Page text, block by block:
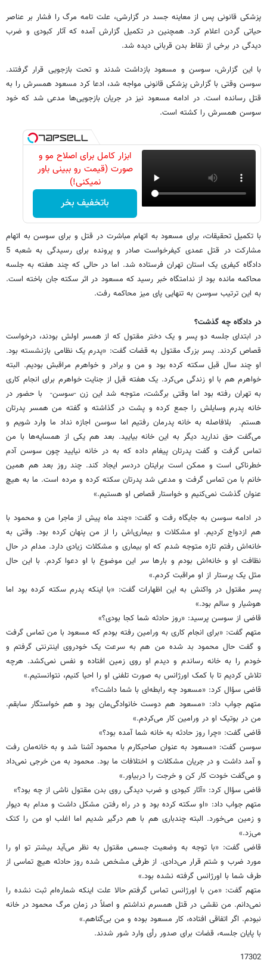
پزشکی قانونی پس از معاینه جسد در گزارشی، علت تامه مرگ را فشار بر عناصر
حیاتی گردن اعلام کرد. همچنین در تکمیل گزارش آمده که آثار کبودی و ضرب
دیدگی در برخی از نقاط بدن قربانی دیده شد.
با این گزارش، سوسن و مسعود بازداشت شدند و تحت بازجویی قرار گرفتند.
سوسن وقتی با گزارش پزشکی قانونی مواجه شد، ادعا کرد مسعود همسرش را به
قتل رسانده است. در ادامه مسعود نیز در جریان بازجویی‌ها مدعی شد که خود
سوسن همسرش را کشته است.
ابزار کامل برای اصلاح مو و
صورت (قیمت رو ببینی باور
نمیکنی!)
باتخفیف بخر
با تکمیل تحقیقات، برای مسعود به اتهام مباشرت در قتل و برای سوسن به اتهام
مشارکت در قتل عمدی کیفرخواست صادر و پرونده برای رسیدگی به شعبه 5
دادگاه کیفری یک استان تهران فرستاده شد. اما در حالی که چند هفته به جلسه
محاکمه مانده بود از ندامتگاه خبر رسید که مسعود در اثر سکته جان باخته است.
به این ترتیب سوسن به تنهایی پای میز محاکمه رفت.
در دادگاه چه گذشت؟
در ابتدای جلسه دو پسر و یک دختر مقتول که از همسر اولش بودند، درخواست
قصاص کردند. پسر بزرگ مقتول به قضات گفت: «پدرم یک نظامی بازنشسته بود.
او چند سال قبل سکته کرده بود و من و برادر و خواهرم مراقبش بودیم. البته
خواهرم هم با او زندگی می‌کرد. یک هفته قبل از جنایت خواهرم برای انجام کاری
به تهران رفته بود اما وقتی برگشت، متوجه شد این زن -سوسن- با حضور در
خانه پدرم وسایلش را جمع کرده و پشت در گذاشته و گفته من همسر پدرتان
هستم. بلافاصله به خانه پدرمان رفتیم اما سوسن اجازه نداد ما وارد شویم و
می‌گفت حق ندارید دیگر به این خانه بیایید. بعد هم یکی از همسایه‌ها با من
تماس گرفت و گفت پدرتان پیغام داده که به در خانه نیایید چون سوسن آدم
خطرناکی است و ممکن است برایتان دردسر ایجاد کند. چند روز بعد هم همین
خانم با من تماس گرفت و مدعی شد پدرتان سکته کرده و مرده است. ما به هیچ
عنوان گذشت نمی‌کنیم و خواستار قصاص او هستیم.»
در ادامه سوسن به جایگاه رفت و گفت: «چند ماه پیش از ماجرا من و محمود با
هم ازدواج کردیم. او مشکلات و بیماری‌اش را از من پنهان کرده بود. وقتی به
خانه‌اش رفتم تازه متوجه شدم که او بیماری و مشکلات زیادی دارد. مدام در حال
نظافت او و خانه‌اش بودم و بارها سر این موضوع با او دعوا کردم. با این حال
مثل یک پرستار از او مراقبت کردم.»
پسر مقتول در واکنش به این اظهارات گفت: «با اینکه پدرم سکته کرده بود اما
هوشیار و سالم بود.»
قاضی از سوسن پرسید: «روز حادثه شما کجا بودی؟»
متهم گفت: «برای انجام کاری به ورامین رفته بودم که مسعود با من تماس گرفت
و گفت حال محمود بد شده من هم به سرعت یک خودروی اینترنتی گرفتم و
خودم را به خانه رساندم و دیدم او روی زمین افتاده و نفس نمی‌کشد. هرچه
تلاش کردیم تا با کمک اورژانس به صورت تلفنی او را احیا کنیم، نتوانستیم.»
قاضی سؤال کرد: «مسعود چه رابطه‌ای با شما داشت؟»
متهم جواب داد: «مسعود هم دوست خانوادگی‌مان بود و هم خواستگار سابقم.
من در بوتیک او در ورامین کار می‌کردم.»
قاضی گفت: «چرا روز حادثه به خانه شما آمده بود؟»
سوسن گفت: «مسعود به عنوان صاحبکارم با محمود آشنا شد و به خانه‌مان رفت
و آمد داشت و در جریان مشکلات و اختلافات ما بود. محمود به من خرجی نمی‌داد
و می‌گفت خودت کار کن و خرجت را دربیاور.»
قاضی سؤال کرد: «آثار کبودی و ضرب دیدگی روی بدن مقتول ناشی از چه بود؟»
متهم جواب داد: «او سکته کرده بود و در راه رفتن مشکل داشت و مدام به دیوار
و زمین می‌خورد. البته چندباری هم با هم درگیر شدیم اما اغلب او من را کتک
می‌زد.»
قاضی گفت: «با توجه به وضعیت جسمی مقتول به نظر می‌آید بیشتر تو او را
مورد ضرب و شتم قرار می‌دادی. از طرفی مشخص شده روز حادثه هیچ تماسی از
طرف شما با اورژانس گرفته نشده بود.»
متهم گفت: «من با اورژانس تماس گرفتم حالا علت اینکه شماره‌ام ثبت نشده را
نمی‌دانم. من نقشی در قتل همسرم نداشتم و اصلاً در زمان مرگ محمود در خانه
نبودم. اگر اتفاقی افتاده، کار مسعود بوده و من بی‌گناهم.»
با پایان جلسه، قضات برای صدور رأی وارد شور شدند.
17302